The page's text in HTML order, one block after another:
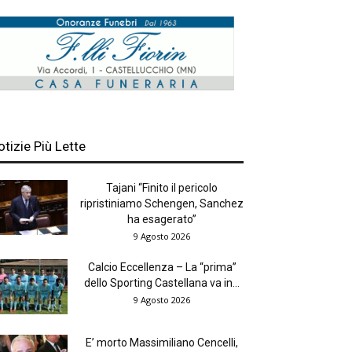
Più Lette
Tajani “Finito il pericolo
ripristiniamo Schengen, Sanchez
ha esagerato”
9 Agosto 2026
Calcio Eccellenza – La “prima”
dello Sporting Castellana va in...
9 Agosto 2026
E’ morto Massimiliano Cencelli,